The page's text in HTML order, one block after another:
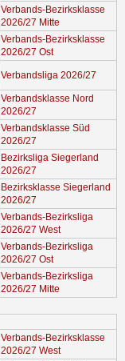
Verbands-Bezirksklasse
2026/27 Mitte
Verbands-Bezirksklasse
2026/27 Ost
Verbandsliga 2026/27
Verbandsklasse Nord
2026/27
Verbandsklasse Süd
2026/27
Bezirksliga Siegerland
2026/27
Bezirksklasse Siegerland
2026/27
Verbands-Bezirksliga
2026/27 West
Verbands-Bezirksliga
2026/27 Ost
Verbands-Bezirksliga
2026/27 Mitte
Verbands-Bezirksklasse
2026/27 West